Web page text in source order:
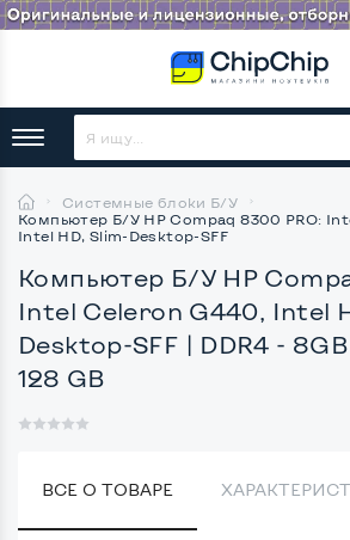
Системные блоки Б/У
Компьютер Б/У HP Compaq 8300 PRO:
Intel HD, Slim-Desktop-SFF
Компьютер Б/У HP
Intel Celeron G440, Intel
Desktop-SFF | DDR4 -
128 GB
ВСЕ О ТОВАРЕ